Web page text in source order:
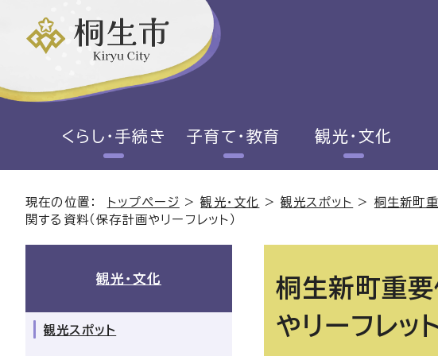
くらし・手続き 子育て・教育 観光・文化
現在の位置： トップページ >観光・文化 >観光スポット > 桐生新町
関する資料（保存計画やリーフレット）
桐生新町重
やリーフレット
観光・文化
観光スポット